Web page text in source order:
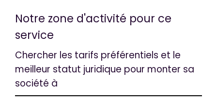
Notre zone d'activité pour ce
service
Chercher les tarifs préférentiels et le
meilleur statut juridique pour monter sa
société à